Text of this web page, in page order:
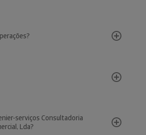
serviços Consultadoria
Lda?